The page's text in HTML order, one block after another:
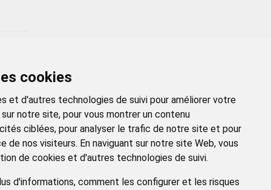
cookies
et d'autres technologies de suivi pour améliorer votre
notre site, pour vous montrer un contenu
ciblées, pour analyser le trafic de notre site et pour
de nos visiteurs. En naviguant sur notre site Web, vous
de cookies et d'autres technologies de suivi.
d'informations, comment les configurer et les risques